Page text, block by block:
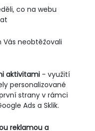
co na webu
neobtěžovali
aktivitami - využití
personalizované
strany v rámci
Ads a Sklik.
reklamou a